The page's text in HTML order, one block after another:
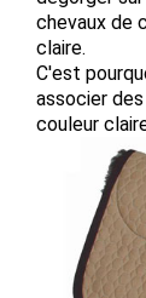
chevaux de
claire.
C'est
associer
couleur